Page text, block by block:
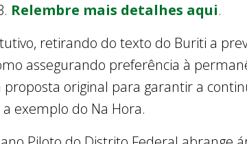
Relembre mais detalhes aqui.
retirando do texto do Buriti a
assegurando preferência à
proposta original para garantir a
exemplo do Na Hora.